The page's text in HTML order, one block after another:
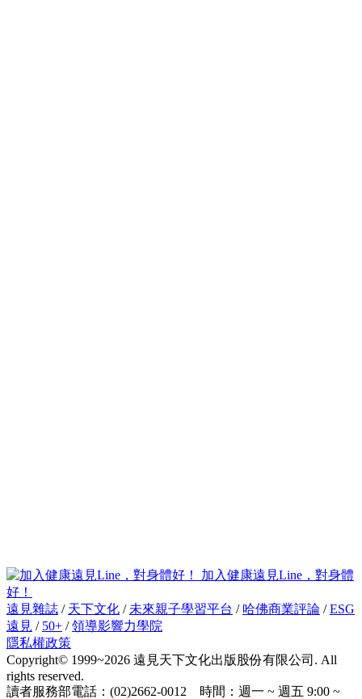
加入健康遠見Line，對身體
好！
遠見雜誌 / 天下文化 / 未來親子學習平台 / 哈佛商業評論 /ESG
遠見 / 50+ /領導影響力學院
隱私權政策
Copyright© 1999~2026 遠見天下文化出版股份有限公司. All
rights reserved.
讀者服務部電話：(02)2662-0012 時間：週一 ~ 週五 9:00 ~